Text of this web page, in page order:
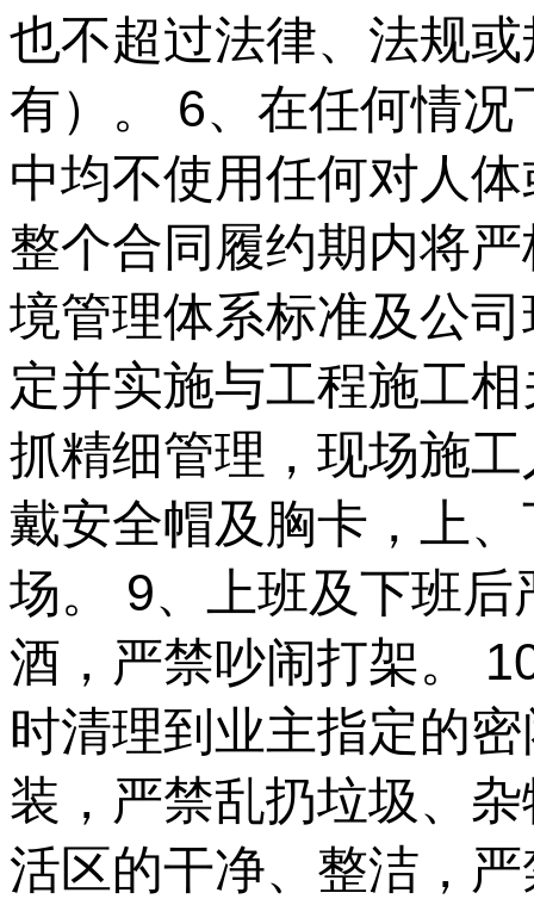
也不超过法律、法规
有）。 6、在任何情
中均不使用任何对人
整个合同履约期内将
境管理体系标准及公
定并实施与工程施工
抓精细管理，现场施
戴安全帽及胸卡，上
场。 9、上班及下班
酒，严禁吵闹打架。
时清理到业主指定的
装，严禁乱扔垃圾、
活区的干净、整洁，